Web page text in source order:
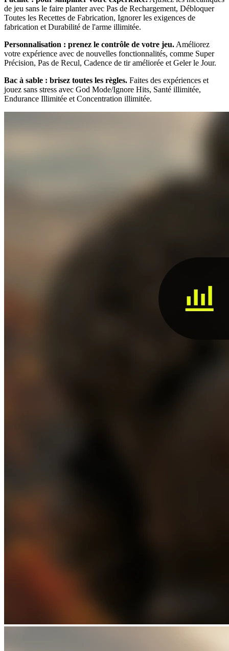
de jeu sans le faire planter avec Pas de Rechargement, Débloquer
Toutes les Recettes de Fabrication, Ignorer les exigences de
fabrication et Durabilité de l'arme illimitée.
Personnalisation : prenez le contrôle de votre jeu. Améliorez
votre expérience avec de nouvelles fonctionnalités, comme Super
Précision, Pas de Recul, Cadence de tir améliorée et Geler le Jour.
Bac à sable : brisez toutes les règles. Faites des expériences et
jouez sans stress avec God Mode/Ignore Hits, Santé illimitée,
Endurance Illimitée et Concentration illimitée.